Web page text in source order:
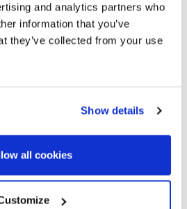
and analytics partners who
information that you’ve
they’ve collected from your use
Show details
all cookies
Baños